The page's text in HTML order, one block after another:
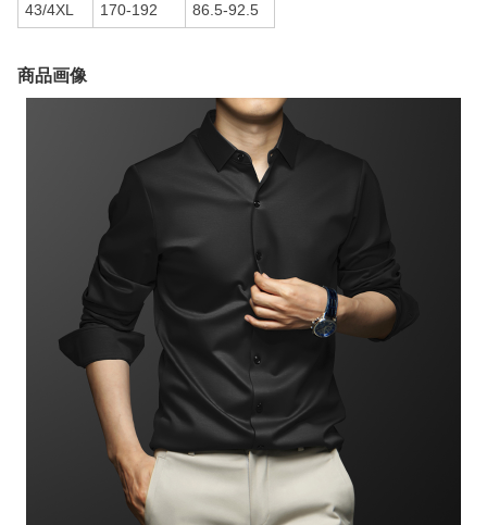
43/4XL 170-192 86.5-92.5
商品画像